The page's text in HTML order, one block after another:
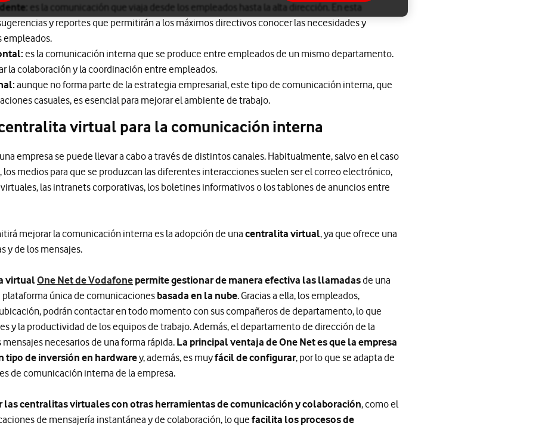
es la comunicación que viaja desde los empleados hasta la alta dirección. En esta
y reportes que permitirán a los máximos directivos conocer las necesidades y
empleados.
es la comunicación interna que se produce entre empleados de un mismo departamento.
la colaboración y la coordinación entre empleados.
aunque no forma parte de la estrategia empresarial, este tipo de comunicación interna, que
casuales, es esencial para mejorar el ambiente de trabajo.
virtual para la comunicación interna
empresa se puede llevar a cabo a través de distintos canales. Habitualmente, salvo en el caso
medios para que se produzcan las diferentes interacciones suelen ser el correo electrónico,
las intranets corporativas, los boletines informativos o los tablones de anuncios entre
mejorar la comunicación interna es la adopción de una centralita virtual, ya que ofrece una
y de los mensajes.
virtual One Net de Vodafone permite gestionar de manera efectiva las llamadasde una
única de comunicaciones basada en la nube. Gracias a ella, los empleados,
podrán contactar en todo momento con sus compañeros de departamento, lo que
y la productividad de los equipos de trabajo. Además, el departamento de dirección de la
necesarios de una forma rápida. La principal ventaja de One Net es que la empresa
tipo de inversión en hardwarey, además, es muyfácil de configurar, por lo que se adapta de
de comunicación interna de la empresa.
las centralitas virtuales con otras herramientas de comunicación y colaboración, como el
de mensajería instantánea y de colaboración, lo que facilita los procesos de